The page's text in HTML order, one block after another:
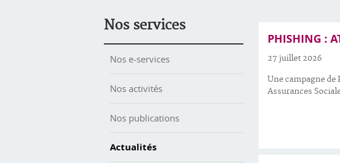
Nos services
Nos e-services
Nos activités
Nos publications
Actualités
PHISHING :
27 juillet 2026
Une campagne
Assurances